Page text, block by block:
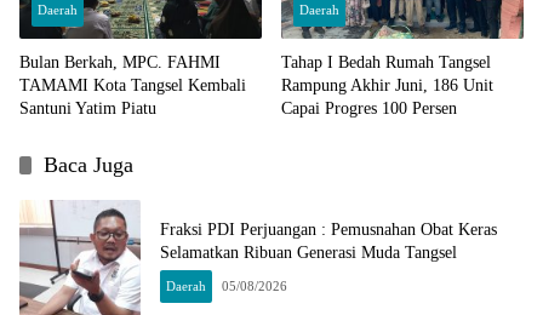
Daerah
Bulan Berkah, MPC. FAHMI
TAMAMI Kota Tangsel Kembali
Santuni Yatim Piatu
Daerah
Tahap I Bedah Rumah Tangsel
Rampung Akhir Juni, 186 Unit
Capai Progres 100 Persen
Baca Juga
Fraksi PDI Perjuangan : Pemusnahan Obat Keras
Selamatkan Ribuan Generasi Muda Tangsel
Daerah 05/08/2026